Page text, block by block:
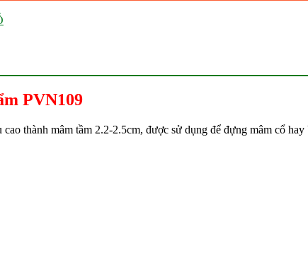
PVN109
thành mâm tầm 2.2-2.5cm, được sử dụng để đựng mâm cổ